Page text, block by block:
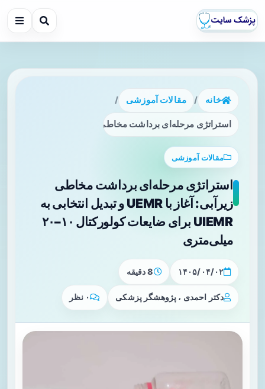
خانه / مقالات آموزشی /
استراتژی مرحله‌ای برداشت مخاطی زیرآبی: آغاز با UEMR و تبدیل انتخابی به UIEMR برای ضایعات کولورکتال ۱۰–۲۰ میلی‌متری
مقالات آموزشی
استراتژی مرحله‌ای برداشت مخاطی
زیرآبی: آغاز با UEMR و تبدیل انتخابی به
UIEMR برای ضایعات کولورکتال ۱۰–۲۰
میلی‌متری
۱۴۰۵/۰۴/۰۲ 8 دقیقه
دکتر احمدی ، پژوهشگر پزشکی ۰ نظر